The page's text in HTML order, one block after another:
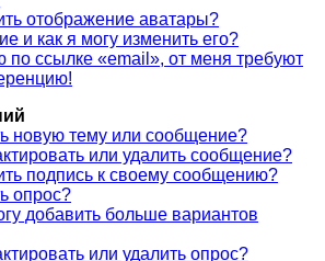
отображение аватары?
и как я могу изменить его?
по ссылке «email», от меня требуют
новую тему или сообщение?
или удалить сообщение?
подпись к своему сообщению?
опрос?
добавить больше вариантов
или удалить опрос?